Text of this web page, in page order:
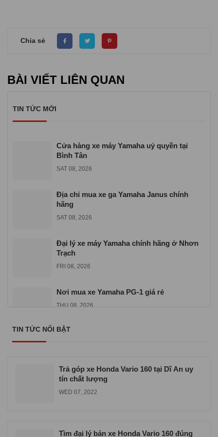
Chia sẻ
BÀI VIẾT LIÊN QUAN
TIN TỨC MỚI
Cửa hàng xe máy Yamaha uỷ quyền tại
Bình Tân
SAT 08, 2026
Địa chỉ mua xe ga Yamaha Janus chính
hãng
SAT 08, 2026
Đại lý xe máy Yamaha chính hãng ở Nhơn
Trạch
FRI 08, 2026
Nơi mua xe Yamaha PG-1 giá rẻ
THU 08, 2026
TIN TỨC NỔI BẬT
Trả góp xe Honda Vario 160 tại Dĩ An uy
tín chất lượng
WED 07, 2022
Tìm đại lý bán xe Honda Vario 160 đúng